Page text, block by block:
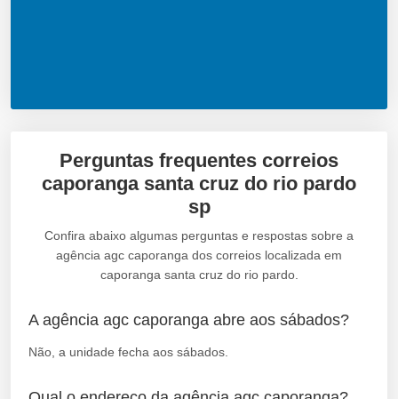
Perguntas frequentes correios
caporanga santa cruz do rio pardo
sp
Confira abaixo algumas perguntas e respostas sobre a
agência agc caporanga dos correios localizada em
caporanga santa cruz do rio pardo.
A agência agc caporanga abre aos sábados?
Não, a unidade fecha aos sábados.